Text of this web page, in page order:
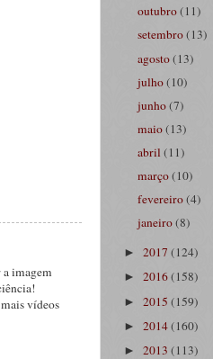
a imagem
vídeos
outubro(11)
setembro(13)
agosto(13)
julho(10)
junho(7)
maio(13)
abril(11)
março(10)
fevereiro(4)
janeiro(8)
► 2017 (124)
► 2016(158)
► 2015 (159)
► 2014(160)
► 2013 (113)